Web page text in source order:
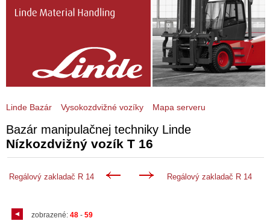
Bazár manipulačnej techniky Linde
Nízkozdvižný vozík T 16
Regálový zakladač R 14 Regálový zakladač R 14
zobrazené: 48- 59
Linde Bazár Vysokozdvižné vozíky Mapa serveru